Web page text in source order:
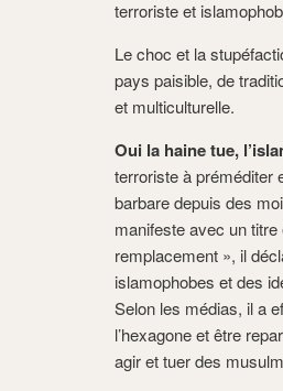
terroriste et
Le choc et la
pays paisible, de
et multiculturelle.
Oui la haine tue,
terroriste à préméditer
barbare depuis des
manifeste avec un
remplacement », il
islamophobes et des
Selon les médias, il a
l’hexagone et être
agir et tuer des